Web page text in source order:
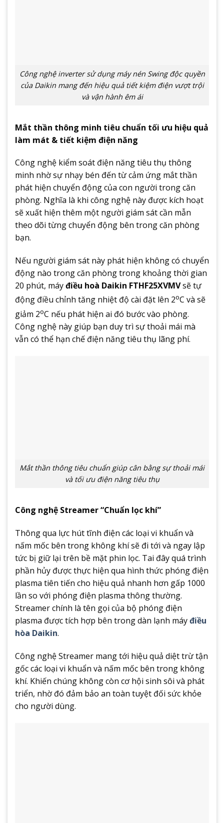
Công nghệ inverter sử dụng máy nén Swing độc quyền
của Daikin mang đến hiệu quả tiết kiệm điện vượt trội
và vận hành êm ái
Mắt thần thông minh tiêu chuẩn tối ưu hiệu quả
làm mát & tiết kiệm điện năng
Công nghệ kiểm soát điện năng tiêu thụ thông
minh nhờ sự nhạy bén đến từ cảm ứng mắt thần
phát hiện chuyển động của con người trong căn
phòng. Nghĩa là khi công nghệ này được kích hoạt
sẽ xuất hiện thêm một người giám sát cần mẫn
theo dõi từng chuyển động bên trong căn phòng
bạn.
Nếu người giám sát này phát hiện không có chuyển
động nào trong căn phòng trong khoảng thời gian
20 phút, máyđiều hoà Daikin FTHF25XVMVsẽ tự
động điều chỉnh tăng nhiệt độ cài đặt lên 2oC và sẽ
giảm 2oC nếu phát hiện ai đó bước vào phòng.
Công nghệ này giúp bạn duy trì sự thoải mái mà
vẫn có thể hạn chế điện năng tiêu thụ lãng phí.
Mắt thần thông tiêu chuẩn giúp cân bằng sự thoải mái
và tối ưu điện năng tiêu thụ
Công nghệ Streamer “Chuẩn lọc khí”
Thông qua lực hút tĩnh điện các loại vi khuẩn và
nấm mốc bên trong không khí sẽ đi tới và ngay lập
tức bị giữ lại trên bề mặt phin lọc. Tai đây quá trình
phần hủy được thực hiện qua hình thức phóng điện
plasma tiên tiến cho hiệu quả nhanh hơn gấp 1000
lần so với phóng điện plasma thông thường.
Streamer chính là tên gọi của bộ phóng điện
plasma được tích hợp bên trong dàn lạnh máyđiều
hòa Daikin.
Công nghệ Streamer mang tới hiệu quả diệt trừ tận
gốc các loại vi khuẩn và nấm mốc bên trong không
khí. Khiến chúng không còn cơ hội sinh sôi và phát
triển, nhờ đó đảm bảo an toàn tuyệt đối sức khỏe
cho người dùng.